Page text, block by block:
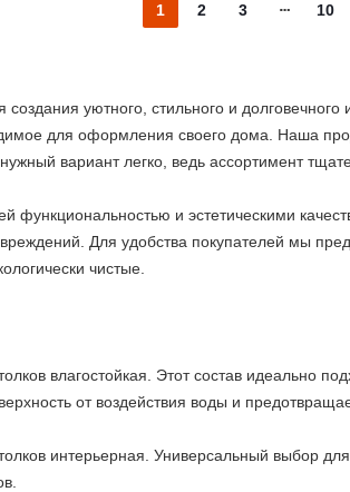
1 2 3 10
создания уютного, стильного и
для оформления своего дома. Наша
вариант легко, ведь ассортимент
функциональностью и эстетическими
Для удобства покупателей мы
чистые.
влагостойкая. Этот состав идеально
от воздействия воды и
интерьерная. Универсальный выбор